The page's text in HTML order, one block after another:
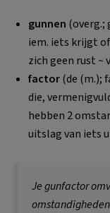
gunnen (overg.;
iem. iets krijgt
zich geen rust ~
factor(de (m.);
die,
hebben 2
uitslag van iets
Je gunfactor